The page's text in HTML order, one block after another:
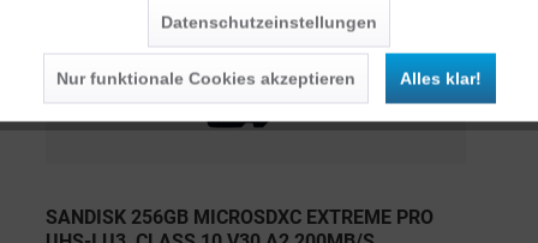
SANDISK 256GB MICROSDXC EXTREME PRO
Datenschutzeinstellungen
Nur funktionale Cookies akzeptieren Alles klar!